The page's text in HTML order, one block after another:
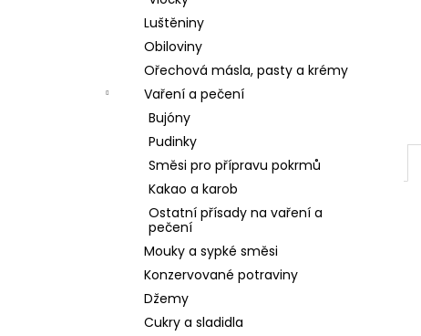
Luštěniny
Obiloviny
Ořechová másla, pasty a krémy
Vaření a pečení
Bujóny
Pudinky
Směsi pro přípravu pokrmů
Kakao a karob
Ostatní přísady na vaření a
pečení
Mouky a sypké směsi
Konzervované potraviny
Džemy
Cukry a sladidla